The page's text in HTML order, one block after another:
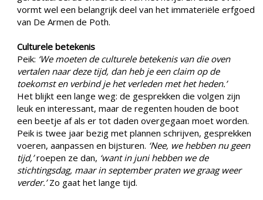
vormt wel een belangrijk deel van het immateriële erfgoed
van De Armen de Poth.
Culturele betekenis
Peik: ‘We moeten de culturele betekenis van die oven
vertalen naar deze tijd, dan heb je een claim op de
toekomst en verbind je het verleden met het heden.’
Het blijkt een lange weg: de gesprekken die volgen zijn
leuk en interessant, maar de regenten houden de boot
een beetje af als er tot daden overgegaan moet worden.
Peik is twee jaar bezig met plannen schrijven, gesprekken
voeren, aanpassen en bijsturen. ‘Nee, we hebben nu geen
tijd,’roepen ze dan, ‘want in juni hebben we de
stichtingsdag, maar in september praten we graag weer
verder.’Zo gaat het lange tijd.